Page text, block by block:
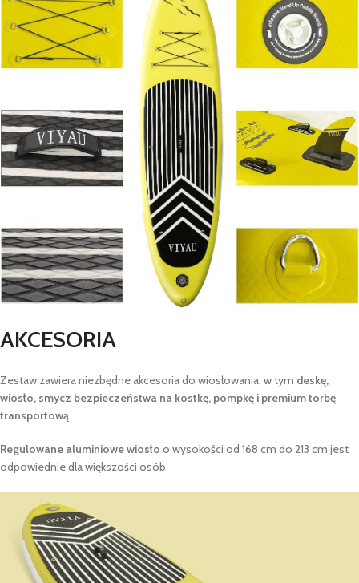
AKCESORIA
Zestaw zawiera niezbędne akcesoria do wiosłowania, w tym deskę,
wiosło, smycz bezpieczeństwa na kostkę, pompkę i premium torbę
transportową.
Regulowane aluminiowe wiosło o wysokości od 168 cm do 213 cm jest
odpowiednie dla większości osób.